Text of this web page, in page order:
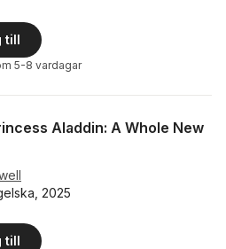
till
5-8 vardagar
Aladdin: A Whole New
2025
till